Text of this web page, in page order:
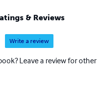
& Reviews
Write a review
Leave a review for other